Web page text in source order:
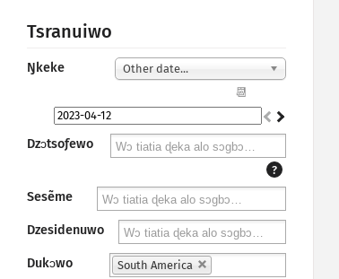
Tsranuiwo
Ŋkeke Other date...
📆
Dzɔtsoƒewo
?
Sesẽme
Dzesidenuwo
Dukɔwo South America